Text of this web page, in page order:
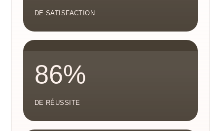
DE SATISFACTION
86%
DE RÉUSSITE